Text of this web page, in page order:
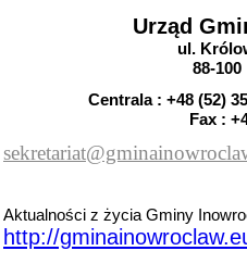
Urząd
ul.
88-100
Centrala : +48 (52)
Fax : +48
Aktualności z życia Gminy
http://